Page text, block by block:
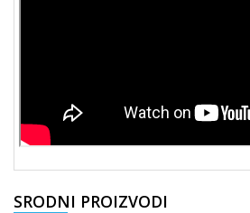
SRODNI PROIZVODI